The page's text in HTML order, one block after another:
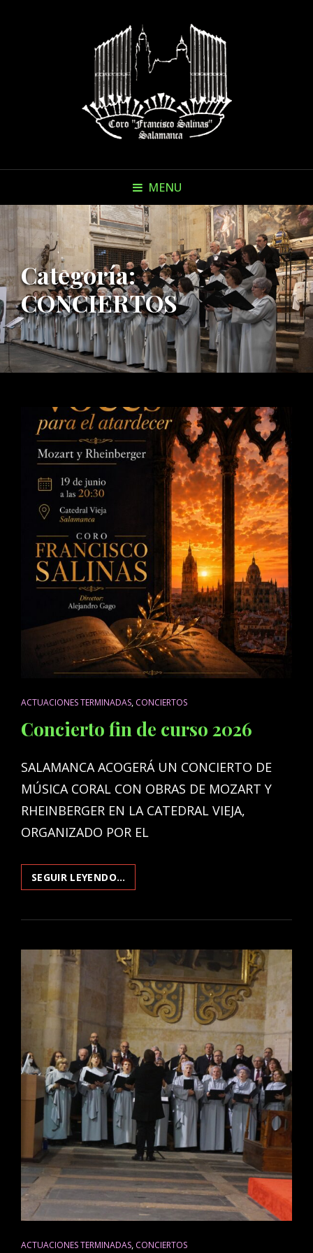
MENU
Categoría:
CONCIERTOS
CAT
ACTUACIONES TERMINADAS, CONCIERTOS
Concierto fin de curso 2026
SALAMANCA ACOGERÁ UN CONCIERTO DE
MÚSICA CORAL CON OBRAS DE MOZART Y
RHEINBERGER EN LA CATEDRAL VIEJA,
ORGANIZADO POR EL
SEGUIR LEYENDO…
FIN
CURSO
CAT
ACTUACIONES TERMINADAS, CONCIERTOS